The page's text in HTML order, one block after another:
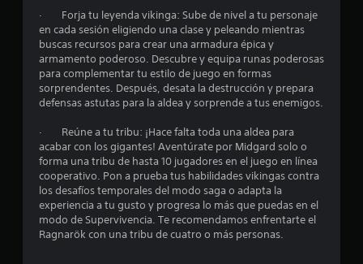
c
c
e
s
t
· Forja tu leyenda vikinga: Sube de nivel a tu personaje
en cada sesión eligiendo una clase y peleando mientras
buscas recursos para crear una armadura épica y
armamento poderoso. Descubre y equipa runas poderosas
para complementar tu estilo de juego en formas
sorprendentes. Después, desata la destrucción y prepara
defensas astutas para la aldea y sorprende a tus enemigos.
· Reúne a tu tribu: ¡Hace falta toda una aldea para
acabar con los gigantes! Aventúrate por Midgard solo o
forma una tribu de hasta 10 jugadores en el juego en línea
cooperativo. Pon a prueba tus habilidades vikingas contra
los desafíos temporales del modo saga o adapta la
experiencia a tu gusto y progresa lo más que puedas en el
modo de Supervivencia. Te recomendamos enfrentarte el
Ragnarök con una tribu de cuatro o más personas.